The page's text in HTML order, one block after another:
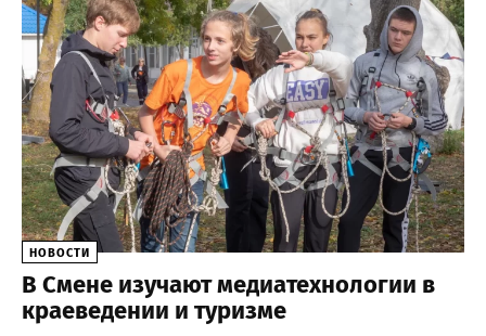
НОВОСТИ
В Смене изучают медиатехнологии в
краеведении и туризме